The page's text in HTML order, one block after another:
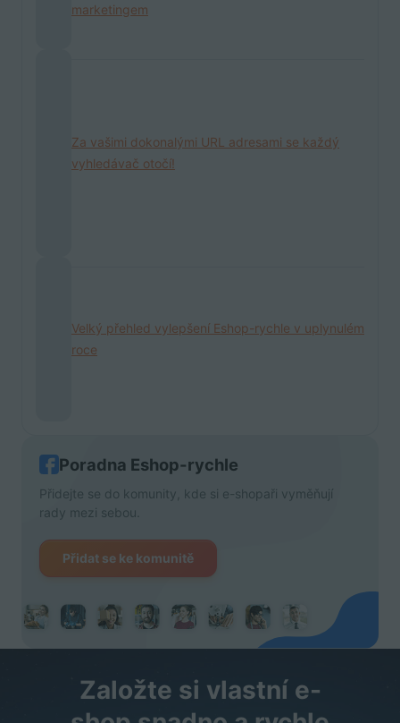
marketingem
Za vašimi dokonalými URL adresami se každý
vyhledávač otočí!
Velký přehled vylepšení Eshop-rychle v uplynulém
roce
Poradna Eshop-rychle
Přidejte se do komunity, kde si e-shopaři vyměňují
rady mezi sebou.
Přidat se ke komunitě
Založte si vlastní e-